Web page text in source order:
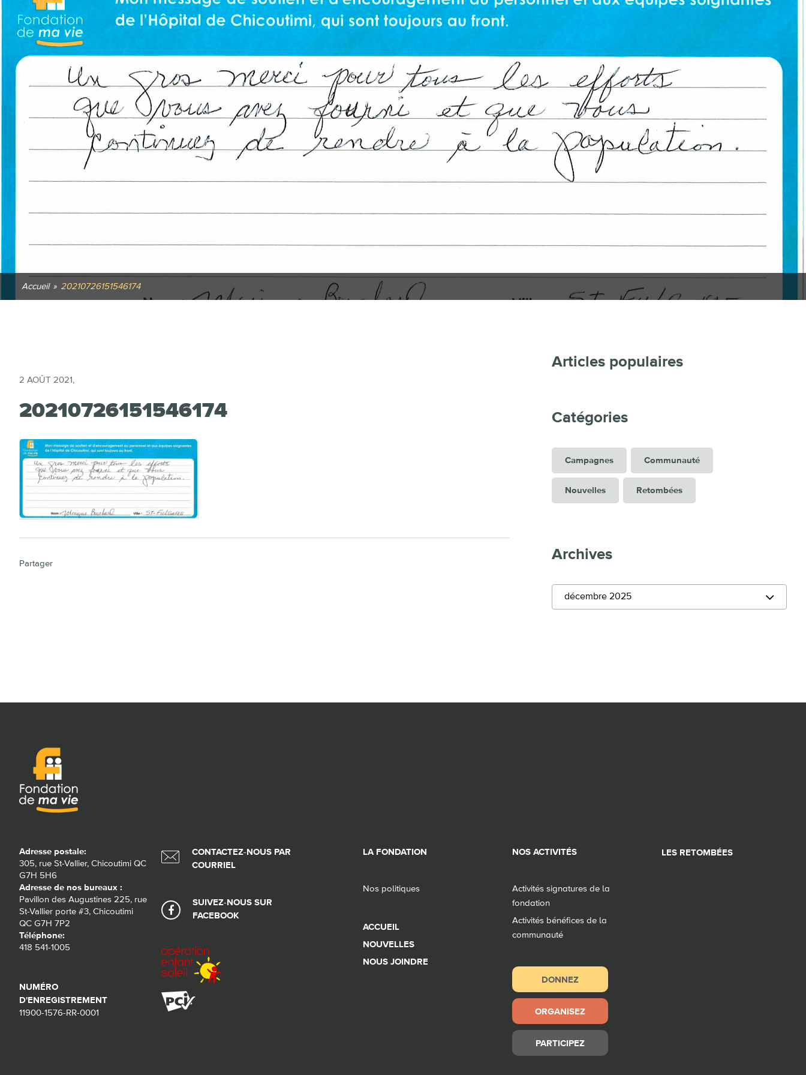
Accueil » 20210726151546174
2 AOÛT 2021 ,
20210726151546174
Partager
Articles populaires
Catégories
Campagnes Communauté
Nouvelles Retombées
Archives
décembre 2025
Adresse postale:
305, rue St-Vallier, Chicoutimi QC
G7H 5H6
Adresse de nos bureaux :
Pavillon des Augustines 225, rue
St-Vallier porte #3, Chicoutimi
QC G7H 7P2
Téléphone:
418 541-1005
NUMÉRO
D'ENREGISTREMENT
11900-1576-RR-0001
CONTACTEZ-NOUS PAR
COURRIEL
SUIVEZ-NOUS SUR
FACEBOOK
LA FONDATION
Nos politiques
ACCUEIL
NOUVELLES
NOUS JOINDRE
NOS ACTIVITÉS
Activités signatures de la
fondation
Activités bénéfices de la
communauté
DONNEZ
ORGANISEZ
PARTICIPEZ
LES RETOMBÉES